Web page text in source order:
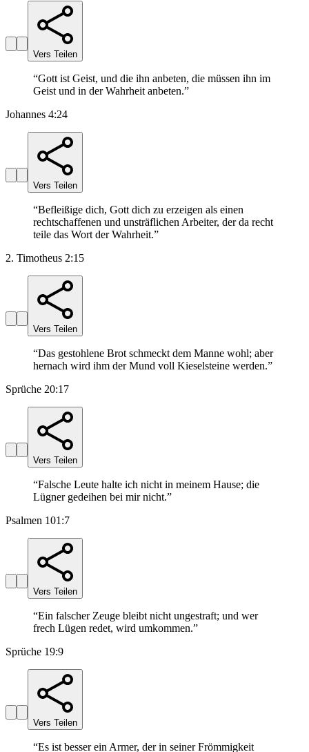
Vers Teilen
“Gott ist Geist, und die ihn anbeten, die müssen ihn im
Geist und in der Wahrheit anbeten.”
Johannes 4:24
Vers Teilen
“Befleißige dich, Gott dich zu erzeigen als einen
rechtschaffenen und unsträflichen Arbeiter, der da recht
teile das Wort der Wahrheit.”
2. Timotheus 2:15
Vers Teilen
“Das gestohlene Brot schmeckt dem Manne wohl; aber
hernach wird ihm der Mund voll Kieselsteine werden.”
Sprüche 20:17
Vers Teilen
“Falsche Leute halte ich nicht in meinem Hause; die
Lügner gedeihen bei mir nicht.”
Psalmen 101:7
Vers Teilen
“Ein falscher Zeuge bleibt nicht ungestraft; und wer
frech Lügen redet, wird umkommen.”
Sprüche 19:9
Vers Teilen
“Es ist besser ein Armer, der in seiner Frömmigkeit